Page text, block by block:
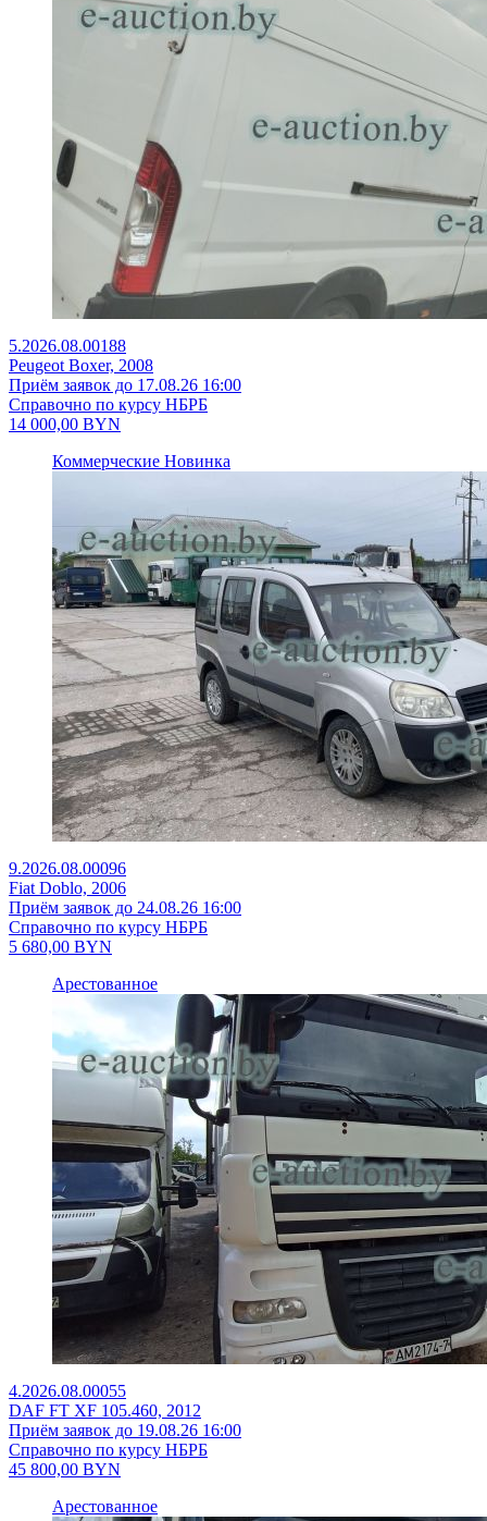
5.2026.08.00188
Peugeot Boxer, 2008
Приём заявок до 17.08.26 16:00
Справочно по курсу НБРБ
14 000,00 BYN
Коммерческие Новинка
9.2026.08.00096
Fiat Doblo, 2006
Приём заявок до 24.08.26 16:00
Справочно по курсу НБРБ
5 680,00 BYN
Арестованное
4.2026.08.00055
DAF FT XF 105.460, 2012
Приём заявок до 19.08.26 16:00
Справочно по курсу НБРБ
45 800,00 BYN
Арестованное